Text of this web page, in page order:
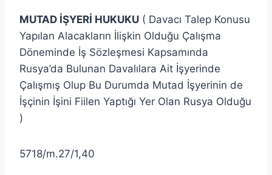
MUTAD İŞYERİ HUKUKU ( Davacı Talep Konusu
Yapılan Alacakların İlişkin Olduğu Çalışma
Döneminde İş Sözleşmesi Kapsamında
Rusya’da Bulunan Davalılara Ait İşyerinde
Çalışmış Olup Bu Durumda Mutad İşyerinin de
İşçinin İşini Fiilen Yaptığı Yer Olan Rusya Olduğu
)
5718/m.27/1,40